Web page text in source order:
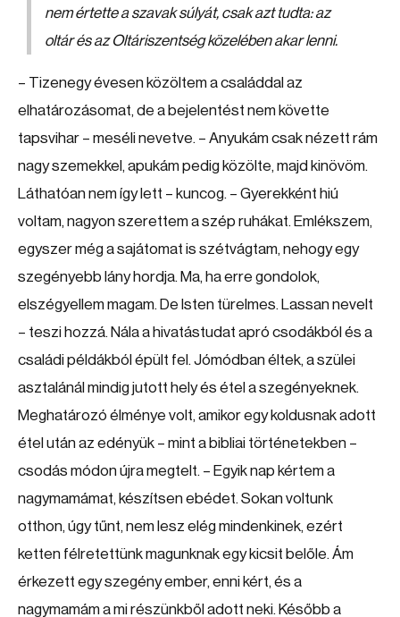
nem értette a szavak súlyát, csak azt tudta: az
oltár és az Oltáriszentség közelében akar lenni.
– Tizenegy évesen közöltem a családdal az
elhatározásomat, de a bejelentést nem követte
tapsvihar – meséli nevetve. – Anyukám csak nézett rám
nagy szemekkel, apukám pedig közölte, majd kinövöm.
Láthatóan nem így lett – kuncog. – Gyerekként hiú
voltam, nagyon szerettem a szép ruhákat. Emlékszem,
egyszer még a sajátomat is szétvágtam, nehogy egy
szegényebb lány hordja. Ma, ha erre gondolok,
elszégyellem magam. De Isten türelmes. Lassan nevelt
– teszi hozzá. Nála a hivatástudat apró csodákból és a
családi példákból épült fel. Jómódban éltek, a szülei
asztalánál mindig jutott hely és étel a szegényeknek.
Meghatározó élménye volt, amikor egy koldusnak adott
étel után az edényük – mint a bibliai történetekben –
csodás módon újra megtelt. – Egyik nap kértem a
nagymamámat, készítsen ebédet. Sokan voltunk
otthon, úgy tűnt, nem lesz elég mindenkinek, ezért
ketten félretettünk magunknak egy kicsit belőle. Ám
érkezett egy szegény ember, enni kért, és a
nagymamám a mi részünkből adott neki. Később a